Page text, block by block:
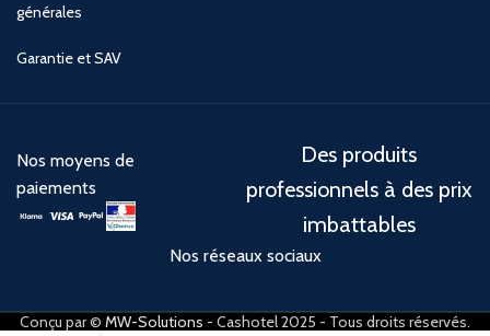
générales
Garantie et SAV
Nos moyens de
paiements
Des produits
professionnels à des prix
imbattables
Nos réseaux sociaux
Conçu par © MW-Solutions - Cashotel 2025 - Tous droits réservés.